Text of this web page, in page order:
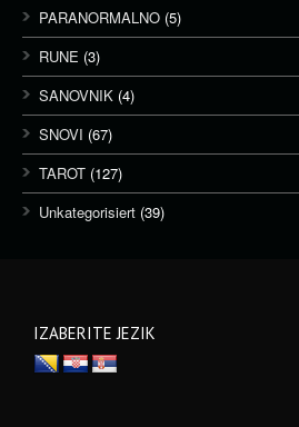
PARANORMALNO (5)
RUNE (3)
SANOVNIK (4)
SNOVI (67)
TAROT (127)
Unkategorisiert (39)
IZABERITE JEZIK